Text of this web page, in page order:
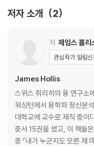
이제, 내면을 바라볼 시간
결혼생활에 위기가 오다
중년의 바람기는 왜 문제인가
부모 콤플렉스를 넘어서
일, 직업인가 소명인가
열등 기능의 재발견
그림자를 끌어안다
4. 문학으로 비춰보다
《파우스트》 《보바리 부인》
5. 진정한 치유는 자기 자신이
저자 소개 2
저 제임스 홀리
관심작가 알림신
James Hollis
스위스 취리히의 융 연구소
워싱턴에서 융학파 정신분
대학교에 교수로 재직 중이
중서 15권을 썼고, 이 책들
중 『내가 누군지도 모른 채